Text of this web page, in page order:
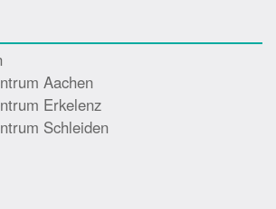
Aachen
Erkelenz
Schleiden